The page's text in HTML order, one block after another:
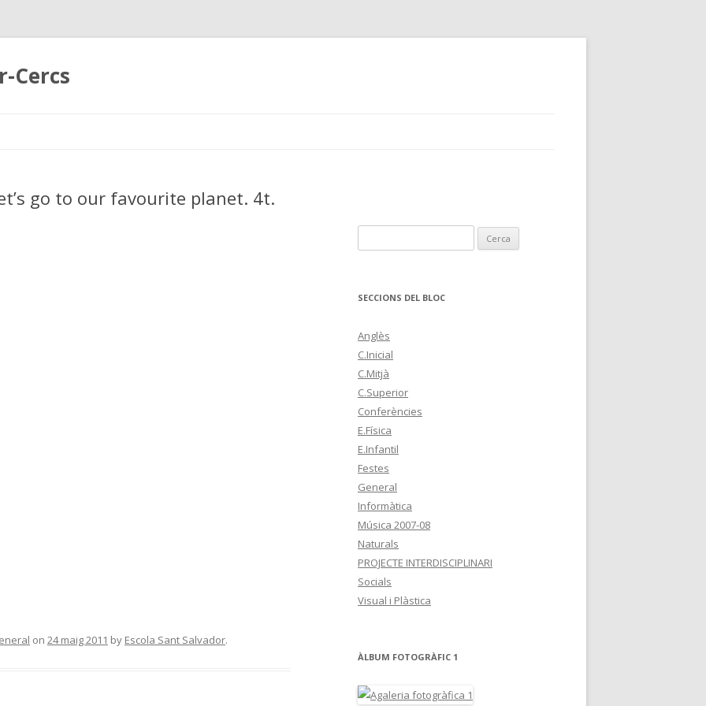
Cercs
go to our favourite planet. 4t.
on 24 maig 2011 by Escola Sant Salvador.
e
c
SECCIONS DEL BLOC
Anglès
C.Inicial
C.Mitjà
C.Superior
Conferències
E.Física
E.Infantil
Festes
General
Informàtica
Música 2007-08
Naturals
PROJECTE INTERDISCIPLINARI
Socials
Visual i Plàstica
ÀLBUM FOTOGRÀFIC 1